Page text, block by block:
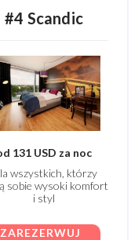
#4 Scandic
131 USD za noc
wszystkich, którzy
sobie wysoki komfort
i styl
ZAREZERWUJ